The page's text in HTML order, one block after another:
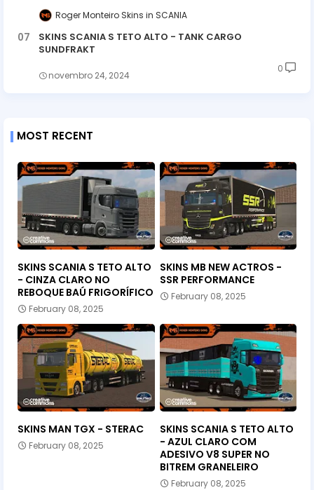
Roger Monteiro Skins SCANIA
SKINS SCANIA S TETO ALTO - TANK CARGO
SUNDFRAKT
novembro 24, 2024
0
MOST RECENT
SKINS SCANIA S TETO ALTO
- CINZA CLARO NO
REBOQUE BAÚ FRIGORÍFICO
February 08, 2025
SKINS MB NEW ACTROS -
SSR PERFORMANCE
February 08, 2025
SKINS MAN TGX - STERAC
February 08, 2025
SKINS SCANIA S TETO ALTO
- AZUL CLARO COM
ADESIVO V8 SUPER NO
BITREM GRANELEIRO
February 08, 2025